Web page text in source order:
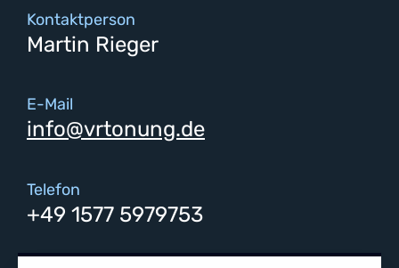
Kontaktperson
Martin Rieger
E-Mail
info@vrtonung.de
Telefon
+49 1577 5979753